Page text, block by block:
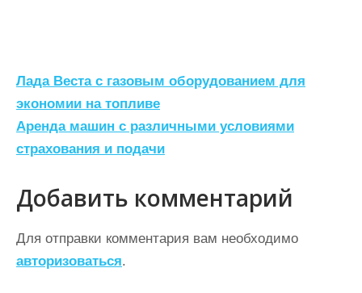
Н
а
в
и
г
а
ц
и
Лада Веста с газовым оборудованием для
экономии на топливе
Аренда машин с различными условиями
страхования и подачи
Добавить комментарий
Для отправки комментария вам необходимо
авторизоваться.